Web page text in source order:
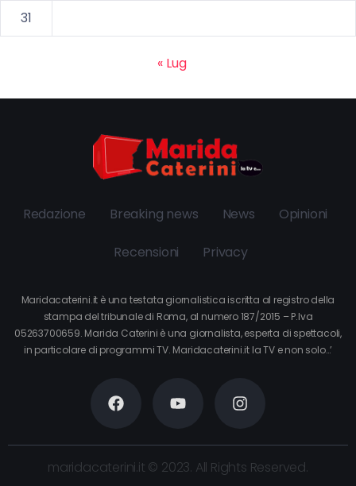
31
« Lug
Redazione Breaking news News Opinioni
Recensioni Privacy
Maridacaterini.it è una testata giornalistica iscritta al registro della
stampa del tribunale di Roma, al numero 187/2015 – P.Iva
05263700659. Marida Caterini è una giornalista, esperta di spettacoli,
in particolare di programmi TV. Maridacaterini.it la TV e non solo…’
maridacaterini.it © 2023. All Rights Reserved.